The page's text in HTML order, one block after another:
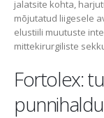
jalatsite kohta,
mõjutatud liigesele
elustiili muutuste
mittekirurgiliste
Fortolex: